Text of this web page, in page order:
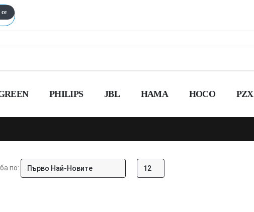
PHILIPS JBL HAMA HOCO PZX
по: